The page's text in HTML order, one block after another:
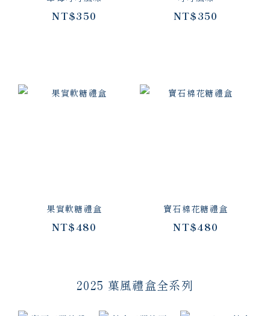
NT$350 NT$350
果實軟糖禮盒
NT$480
寶石棉花糖禮盒
NT$480
2025 菓風禮盒全系列